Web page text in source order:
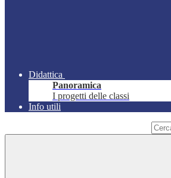
Didattica
Panoramica
I progetti delle classi
Info utili